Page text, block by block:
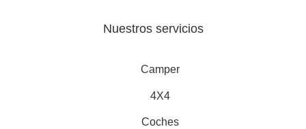
Nuestros servicios
Camper
4X4
Coches